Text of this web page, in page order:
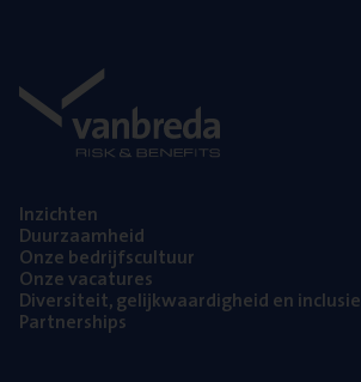
Inzich­ten
Duur­zaam­heid
Onze bedrijfs­cul­tuur
Onze vaca­tu­res
Diver­si­teit, gelijk­waar­dig­heid en inclusie
Part­ner­ships